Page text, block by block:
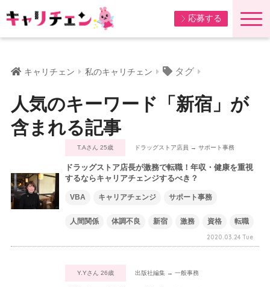
応募する
キャリチェン 私のキャリチェン タグ
人気のキーワード「新宿」が
含まれる記事
T.Aさん 25歳 ドラッグストア店員 → サポート事務
ドラッグストア店長が激務で転職！年収・健康を重視
するならキャリアチェンジするべき？
VBA キャリアチェンジ サポート事務
人間関係 体調不良 新宿 激務 資格 転職
2020.03.24 Tue
Y.Yさん 26歳 出版社編集 → 一般事務